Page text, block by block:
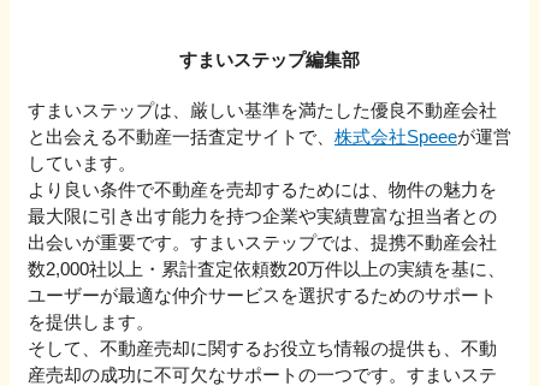
すまいステップ編集部
すまいステップは、厳しい基準を満たした優良不動産会社
と出会える不動産一括査定サイトで、 株式会社Speeeが運営
しています。
より良い条件で不動産を売却するためには、物件の魅力を
最大限に引き出す能力を持つ企業や実績豊富な担当者との
出会いが重要です。すまいステップでは、提携不動産会社
数2,000社以上・累計査定依頼数20万件以上の実績を基に、
ユーザーが最適な仲介サービスを選択するためのサポート
を提供します。
そして、不動産売却に関するお役立ち情報の提供も、不動
産売却の成功に不可欠なサポートの一つです。すまいステ